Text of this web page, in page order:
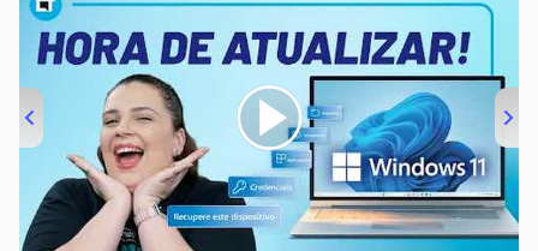
00:00 04:52